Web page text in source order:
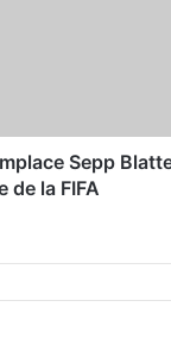
Sepp
de la FIFA